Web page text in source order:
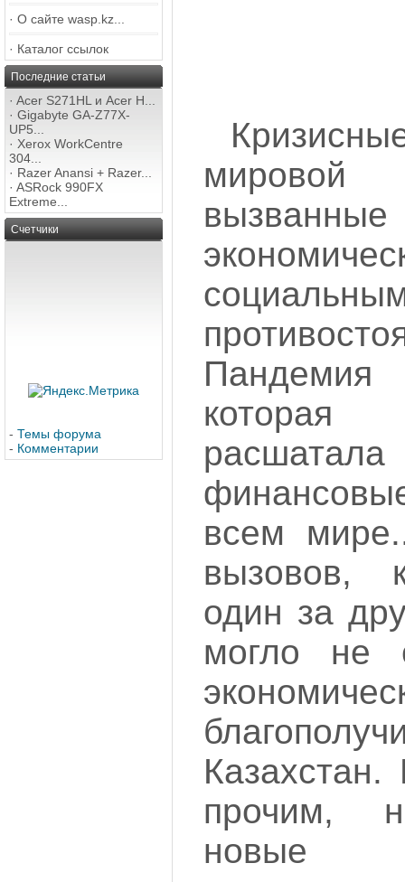
· О сайте wasp.kz...
· Каталог ссылок
Последние статьи
· Acer S271HL и Acer H...
· Gigabyte GA-Z77X-
UP5...
· Xerox WorkCentre
304...
· Razer Anansi + Razer...
· ASRock 990FX
Extreme...
Счетчики
- Темы форума
- Комментарии
Пандемия
которая
всем
вызовов,
один за
могло не
прочим,
новые